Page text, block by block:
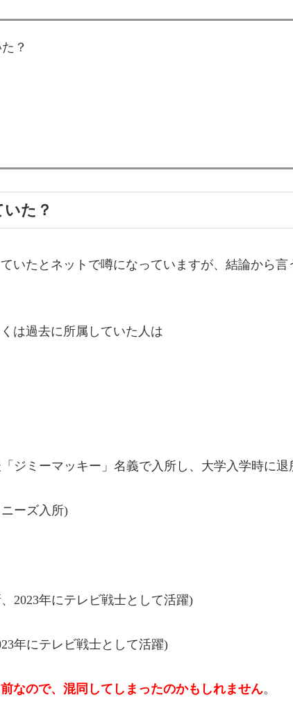
？
た？
いたとネットで噂になっていますが、結論から言
は過去に所属していた人は
ジミーマッキー」名義で入所し、大学入学時に退
ーズ入所)
2023年にテレビ戦士として活躍)
年にテレビ戦士として活躍)
なので、混同してしまったのかもしれません。